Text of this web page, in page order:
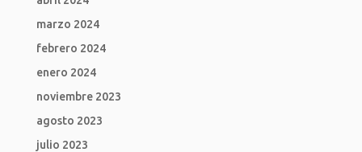
marzo 2024
febrero 2024
enero 2024
noviembre 2023
agosto 2023
julio 2023